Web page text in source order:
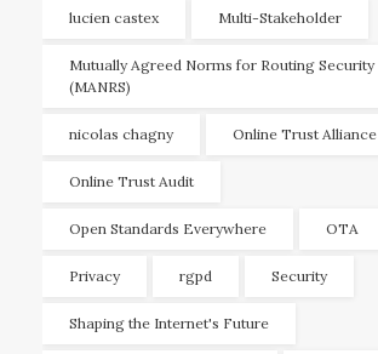
lucien castex Multi-Stakeholder
Mutually Agreed Norms for Routing Security
(MANRS)
nicolas chagny Online Trust Alliance
Online Trust Audit
Open Standards Everywhere OTA
Privacy rgpd Security
Shaping the Internet's Future